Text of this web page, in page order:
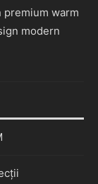
premium warm
modern